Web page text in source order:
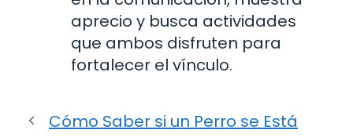
aprecio y busca actividades
que ambos disfruten para
fortalecer el vínculo.
Cómo Saber si un Perro se Está